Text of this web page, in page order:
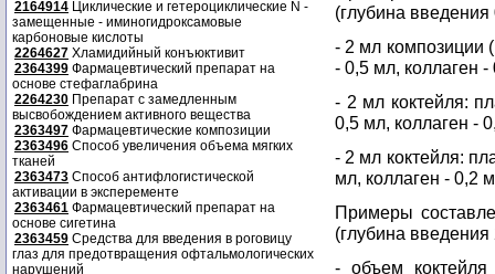
2164914 Циклические и гетероциклические N -
замещенные - иминогидроксамовые
карбоновые кислоты
2264627 Хламидийный конъюктивит
2364399 Фармацевтический препарат на
основе стефаглабрина
2264230 Препарат с замедленным
высвобождением активного вещества
2363497 Фармацевтические композиции
2363496 Способ увеличения объема мягких
тканей
2363473 Способ антифлогистической
активации в эксперементе
2363461 Фармацевтический препарат на
основе сигетина
2363459 Средства для введения в роговицу
глаз для предотвращения офтальмологических
нарушений
(глубина
- 2 мл композиции
- 0,5 мл, коллаген
- 2 мл коктейля:
0,5 мл, коллаген -
- 2 мл коктейля:
мл, коллаген - 0,2
Примеры
(глубина
- объем